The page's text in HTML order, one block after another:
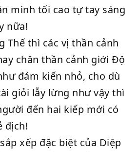
minh tối cao tự tay sáng
nữa!
Thế thì các vị thần cảnh
chân thần cảnh giới Độ
đám kiến nhỏ, cho dù
giỏi lẫy lừng như vậy thì
đến hai kiếp mới có
địch!
xếp đặc biệt của Diệp